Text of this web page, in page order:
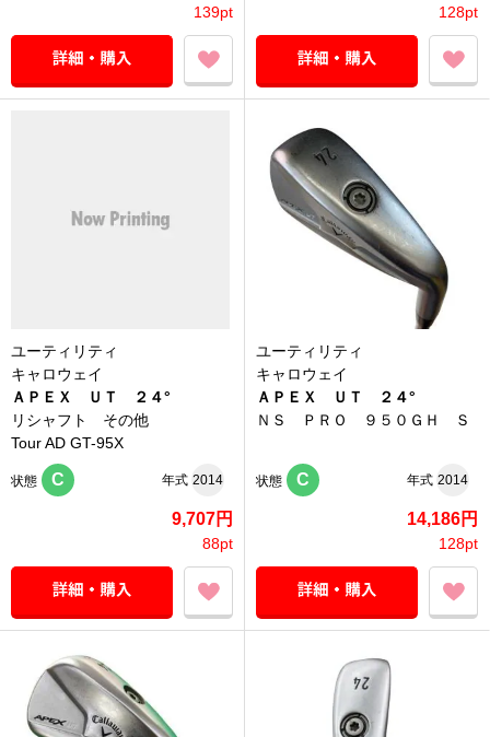
139pt 128pt
ユーティリティ
キャロウェイ
ＡＰＥＸ ＵＴ ２４°
リシャフト その他
Tour AD GT-95X
状態 C 年式 2014
9,707円
88pt
ユーティリティ
キャロウェイ
ＡＰＥＸ ＵＴ ２４°
ＮＳ ＰＲＯ ９５０ＧＨ Ｓ
状態 C 年式 2014
14,186円
128pt